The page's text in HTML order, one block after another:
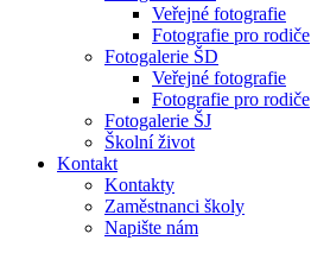
Veřejné fotografie
Fotografie pro rodiče
Fotogalerie ŠD
Veřejné fotografie
Fotografie pro rodiče
Fotogalerie ŠJ
Školní život
Kontakt
Kontakty
Zaměstnanci školy
Napište nám